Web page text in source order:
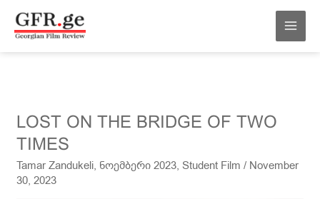
content
LOST ON THE BRIDGE OF TWO
TIMES
Tamar Zandukeli, ნოემბერი 2023, Student Film / November
30, 2023
LOST
ON
THE
BRIDGE